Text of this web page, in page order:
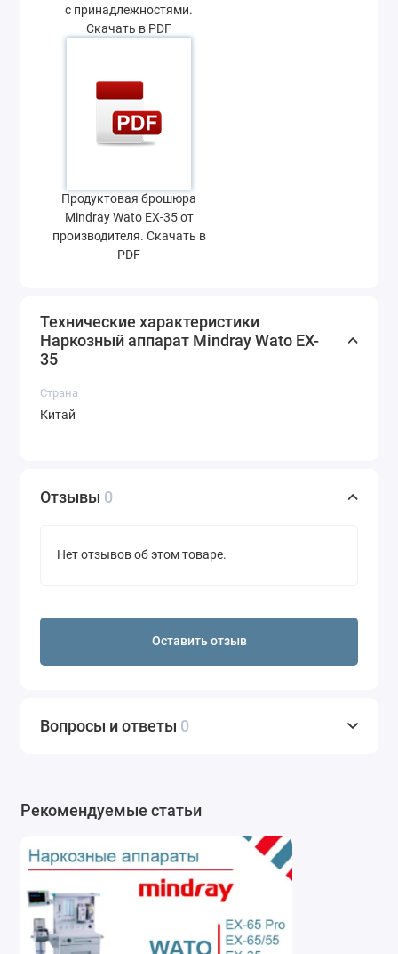
с принадлежностями.
Скачать в PDF
Продуктовая брошюра
Mindray Wato EX-35 от
производителя. Скачать в
PDF
Технические характеристики
Наркозный аппарат Mindray Wato EX-
35
Страна
Китай
Отзывы 0
Нет отзывов об этом товаре.
Оставить отзыв
Вопросы и ответы 0
Рекомендуемые статьи